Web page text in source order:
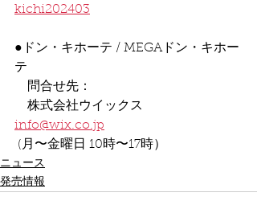
kichi202403
●ドン・キホーテ / MEGAドン・キホー
テ
問合せ先：
株式会社ウイックス
info@wix.co.jp
(月〜金曜日 10時〜17時）
ニュース
発売情報